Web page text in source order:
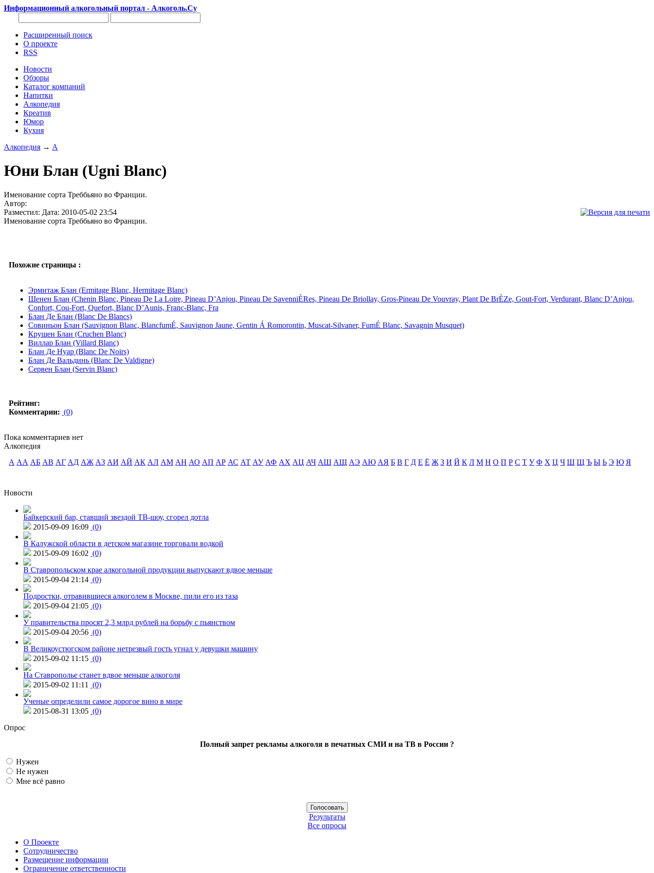
Информационный алкогольный портал - Алкоголь.Су
Расширенный поиск
О проекте
RSS
Новости
Обзоры
Каталог компаний
Напитки
Алкопедия
Креатив
Юмор
Кухня
Алкопедия → А
Юни Блан (Ugni Blanc)
Именование сорта Треббьяно во Франции.
Автор:
Разместил: Дата: 2010-05-02 23:54
Именование сорта Треббьяно во Франции.
Похожие страницы :
Эрмитаж Блан (Ermitage Blanc, Hermitage Blanc)
Шенен Блан (Chenin Blanc, Pineau De La Loire, Pineau D’Anjou, Pineau De SavenniÈRes, Pineau De Briollay, Gros-Pineau De Vouvray, Plant De BrÈZe, Gout-Fort, Verdurant, Blanc D’Anjou,
Confort, Cou-Fort, Quefort, Blanc D’Aunis, Franc-Blanc, Fra
Блан Де Блан (Blanc De Blancs)
Совиньон Блан (Sauvignon Blanc, BlancfumÉ, Sauvignon Jaune, Gentin Á Romorontin, Muscat-Silvaner, FumÉ Blanc, Savagnin Musquet)
Крушен Блан (Cruchen Blanc)
Виллар Блан (Villard Blanc)
Блан Де Нуар (Blanc De Noirs)
Блан Де Вальдинь (Blanc De Valdigne)
Сервен Блан (Servin Blanc)
Рейтинг:
Комментарии: (0)
Пока комментариев нет
Алкопедия
А АА АБ АВ АГ АД АЖ АЗ АИ АЙ АК АЛ АМ АН АО АП АР АС АТ АУ АФ АХ АЦ АЧ АШ АЩ АЭ АЮ АЯ Б В Г Д Е Ё Ж З И Й К Л М Н О П Р С Т У Ф Х Ц Ч Ш Щ Ъ Ы Ь Э Ю Я
Новости
Байкерский бар, ставший звездой ТВ-шоу, сгорел дотла
2015-09-09 16:09 (0)
В Калужской области в детском магазине торговали водкой
2015-09-09 16:02 (0)
В Ставропольском крае алкогольной продукции выпускают вдвое меньше
2015-09-04 21:14 (0)
Подростки, отравившиеся алкоголем в Москве, пили его из таза
2015-09-04 21:05 (0)
У правительства просят 2,3 млрд рублей на борьбу с пьянством
2015-09-04 20:56 (0)
В Великоустюгском районе нетрезвый гость угнал у девушки машину
2015-09-02 11:15 (0)
На Ставрополье станет вдвое меньше алкоголя
2015-09-02 11:11
(0)
Ученые определили самое дорогое вино в мире
2015-08-31 13:05 (0)
Опрос
Полный запрет рекламы алкоголя в печатных СМИ и на ТВ в России ?
Нужен
Не нужен
Мне всё равно
Результаты
Все опросы
О Проекте
Сотрудничество
Размещение информации
Ограничение ответственности